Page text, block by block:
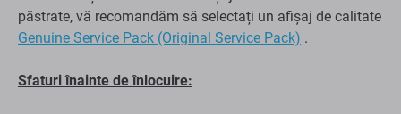
păstrate, vă recomandăm să selectați un afișaj de calitate
Genuine Service Pack (Original Service Pack) .
Sfaturi înainte de înlocuire: